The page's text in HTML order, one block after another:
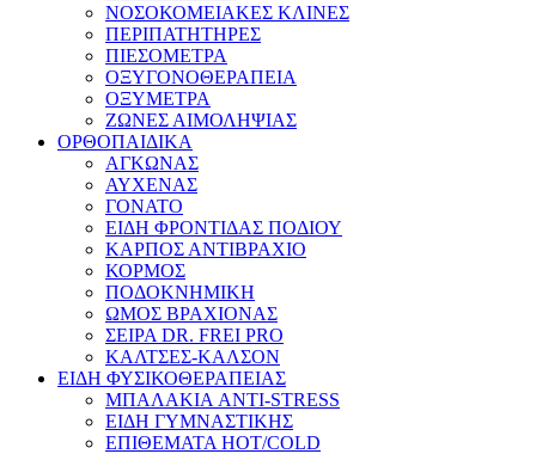
ΝΟΣΟΚΟΜΕΙΑΚΕΣ ΚΛΙΝΕΣ
ΠΕΡΙΠΑΤΗΤΗΡΕΣ
ΠΙΕΣΟΜΕΤΡΑ
ΟΞΥΓΟΝΟΘΕΡΑΠΕΙΑ
ΟΞΥΜΕΤΡΑ
ΖΩΝΕΣ ΑΙΜΟΛΗΨΙΑΣ
ΟΡΘΟΠΑΙΔΙΚΑ
ΑΓΚΩΝΑΣ
ΑΥΧΕΝΑΣ
ΓΟΝΑΤΟ
ΕΙΔΗ ΦΡΟΝΤΙΔΑΣ ΠΟΔΙΟΥ
ΚΑΡΠΟΣ ΑΝΤΙΒΡΑΧΙΟ
ΚΟΡΜΟΣ
ΠΟΔΟΚΝΗΜΙΚΗ
ΩΜΟΣ ΒΡΑΧΙΟΝΑΣ
ΣΕΙΡΑ DR. FREI PRO
ΚΑΛΤΣΕΣ-ΚΑΛΣΟΝ
ΕΙΔΗ ΦΥΣΙΚΟΘΕΡΑΠΕΙΑΣ
ΜΠΑΛΑΚΙΑ ANTI-STRESS
ΕΙΔΗ ΓΥΜΝΑΣΤΙΚΗΣ
ΕΠΙΘΕΜΑΤΑ HOT/COLD